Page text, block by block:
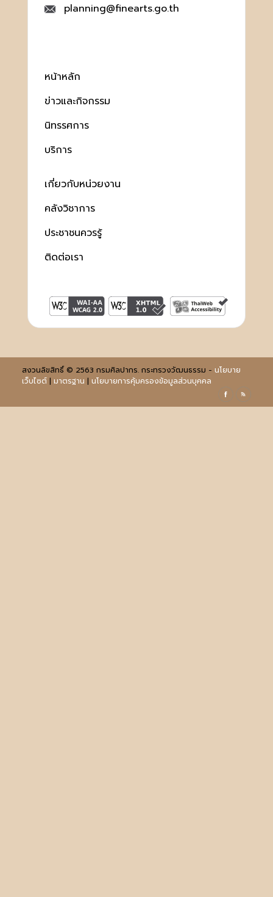
planning@finearts.go.th
หน้าหลัก
ข่าวและกิจกรรม
นิทรรศการ
บริการ
เกี่ยวกับหน่วยงาน
คลังวิชาการ
ประชาชนควรรู้
ติดต่อเรา
สงวนลิขสิทธิ์ © 2563 กรมศิลปากร. กระทรวงวัฒนธรรม - นโยบาย
เว็บไซต์| มาตรฐาน | นโยบายการคุ้มครองข้อมูลส่วนบุคคล